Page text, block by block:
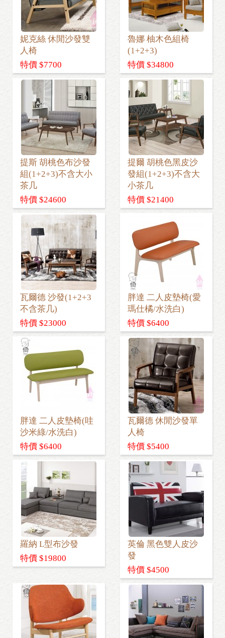
妮克絲 休閒沙發雙
人椅
特價 $7700
魯娜 柚木色組椅
(1+2+3)
特價 $34800
提斯 胡桃色布沙發
組(1+2+3)不含大小
茶几
特價 $24600
提爾 胡桃色黑皮沙
發組(1+2+3)不含大
小茶几
特價 $21400
瓦爾德 沙發(1+2+3
不含茶几)
特價 $23000
胖達 二人皮墊椅(愛
瑪仕橘/水洗白)
特價 $6400
胖達 二人皮墊椅(哇
沙米綠/水洗白)
特價 $6400
瓦爾德 休閒沙發單
人椅
特價 $5400
羅納 L型布沙發
特價 $19800
英倫 黑色雙人皮沙
發
特價 $4500